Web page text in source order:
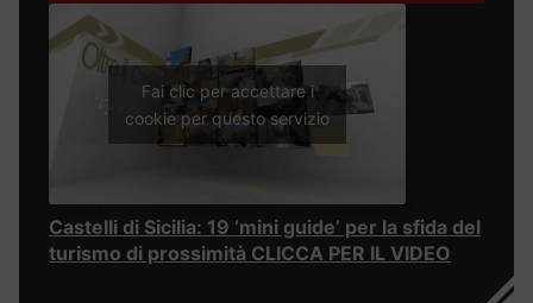
Fai clic per accettare i
cookie per questo servizio
Castelli di Sicilia: 19 ‘mini guide’ per la sfida del
turismo di prossimità CLICCA PER IL VIDEO